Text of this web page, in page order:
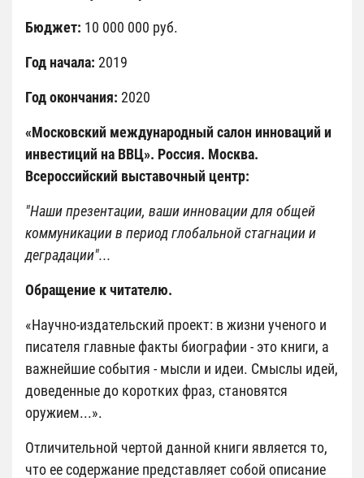
Бюджет: 10 000 000 руб.
Год начала: 2019
Год окончания: 2020
«Московский международный салон инноваций и
инвестиций на ВВЦ». Россия. Москва.
Всероссийский выставочный центр:
"Наши презентации, ваши инновации для общей
коммуникации в период глобальной стагнации и
деградации"...
Обращение к читателю.
«Научно-издательский проект: в жизни ученого и
писателя главные факты биографии - это книги, а
важнейшие события - мысли и идеи. Смыслы идей,
доведенные до коротких фраз, становятся
оружием...».
Отличительной чертой данной книги является то,
что ее содержание представляет собой описание